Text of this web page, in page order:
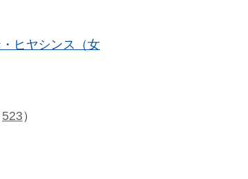
ヒヤシンス（女
523）